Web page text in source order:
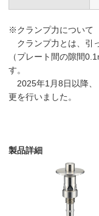
※クランプ力について
クランプ力とは、引
（プレート間の隙間
す。
2025年1月8日以降、
更を行いました。
製品詳細